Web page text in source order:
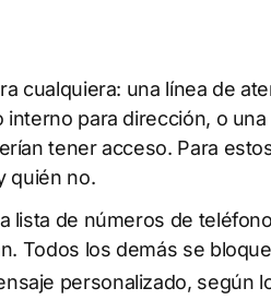
cualquiera: una línea de
para dirección, o una
tener acceso. Para
quién no.
lista de números de
Todos los demás se
personalizado, según